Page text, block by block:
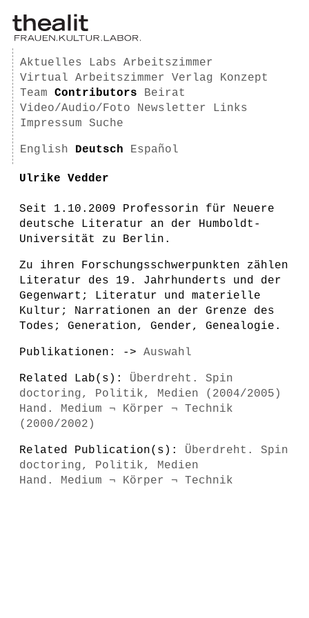
Aktuelles Labs
Arbeitszimmer
Virtual Arbeitszimmer
Verlag
Konzept
Team
Contributors
Beirat
Video/Audio/Foto
Newsletter
Links
Impressum
Suche
English Deutsch Español
Ulrike Vedder
Seit 1.10.2009 Professorin für Neuere
deutsche Literatur an der Humboldt-
Universität zu Berlin.
Zu ihren Forschungsschwerpunkten zählen
Literatur des 19. Jahrhunderts und der
Gegenwart; Literatur und materielle
Kultur; Narrationen an der Grenze des
Todes; Generation, Gender, Genealogie.
Publikationen: -> Auswahl
Related Lab(s): Überdreht. Spin
doctoring, Politik, Medien (2004/2005)
Hand. Medium ¬ Körper ¬ Technik
(2000/2002)
Related Publication(s): Überdreht. Spin
doctoring, Politik, Medien
Hand. Medium ¬ Körper ¬ Technik